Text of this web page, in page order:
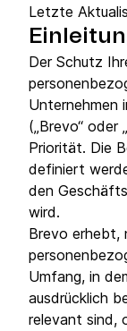
Letzte
Der Schutz
Unternehmen
(„Brevo“ oder „
Priorität. Die
definiert
den
wird.
Brevo erhebt,
Umfang, in
ausdrücklich
relevant sind,